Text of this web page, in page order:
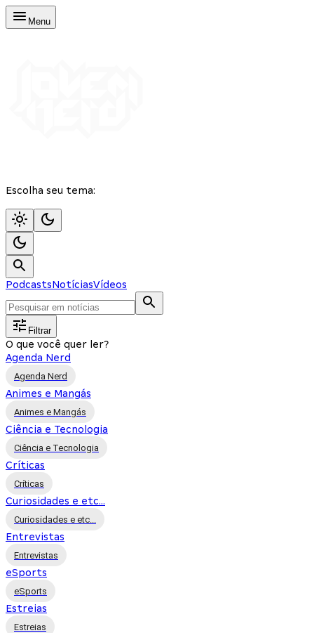
Menu
Escolha seu tema:
PodcastsNotíciasVídeos
Filtrar
O que você quer ler?
Agenda Nerd
Agenda Nerd
Animes e Mangás
Animes e Mangás
Ciência e Tecnologia
Ciência e Tecnologia
Críticas
Críticas
Curiosidades e etc...
Curiosidades e etc...
Entrevistas
Entrevistas
eSports
eSports
Estreias
Estreias